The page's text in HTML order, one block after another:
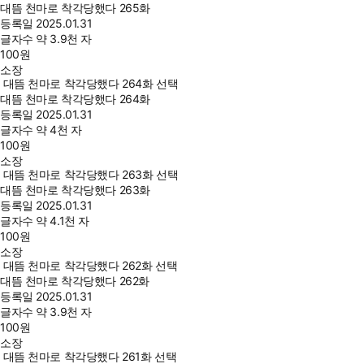
대뜸 천마로 착각당했다 265화
등록일 2025.01.31
글자수 약 3.9천 자
100원
소장
대뜸 천마로 착각당했다 264화 선택
대뜸 천마로 착각당했다 264화
등록일 2025.01.31
글자수 약 4천 자
100원
소장
대뜸 천마로 착각당했다 263화 선택
대뜸 천마로 착각당했다 263화
등록일 2025.01.31
글자수 약 4.1천 자
100원
소장
대뜸 천마로 착각당했다 262화 선택
대뜸 천마로 착각당했다 262화
등록일 2025.01.31
글자수 약 3.9천 자
100원
소장
대뜸 천마로 착각당했다 261화 선택